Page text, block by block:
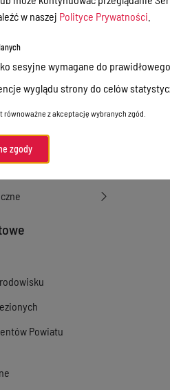
w urzędzie
internetowo
Powiatu
w naszej Polityce Prywatności
sesyjne wymagane do
wyglądu strony do celów
z akceptację wybranych zgód.
zgody